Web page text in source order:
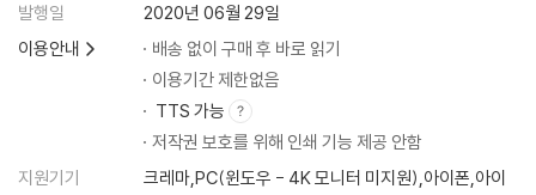
발행일
2020년 06월 29일
이용안내
배송 없이 구매 후 바로 읽기
이용기간 제한없음
TTS 가능
저작권 보호를 위해 인쇄 기능 제공 안함
지원기기
크레마,PC(윈도우 - 4K 모니터 미지원),아이폰,아이